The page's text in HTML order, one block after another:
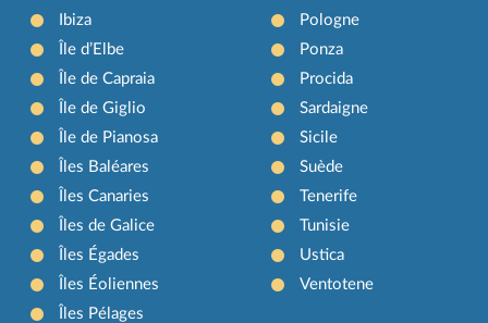
Ibiza
Île d’Elbe
Île de Capraia
Île de Giglio
Île de Pianosa
Îles Baléares
Îles Canaries
Îles de Galice
Îles Égades
Îles Éoliennes
Îles Pélages
Pologne
Ponza
Procida
Sardaigne
Sicile
Suède
Tenerife
Tunisie
Ustica
Ventotene